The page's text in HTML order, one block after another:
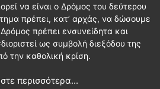
να είναι ο Δρόμος του δεύτερου
πρέπει, κατ’ αρχάς, να δώσουμε
πρέπει ενσυνείδητα και
ως συμβολή διεξόδου της
την καθολική κρίση.
περισσότερα...